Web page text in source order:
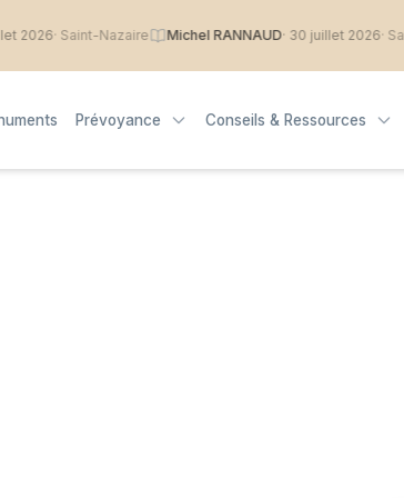
· Saint-Nazaire Michel RANNAUD· 30 juillet 2026 · Saint-
Prévoyance Conseils & Ressources